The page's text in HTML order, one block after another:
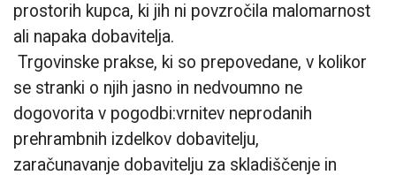
prostorih kupca, ki jih ni povzročila malomarnost
ali napaka dobavitelja.
Trgovinske prakse, ki so prepovedane, v kolikor
se stranki o njih jasno in nedvoumno ne
dogovorita v pogodbi:vrnitev neprodanih
prehrambnih izdelkov dobavitelju,
zaračunavanje dobavitelju za skladiščenje in